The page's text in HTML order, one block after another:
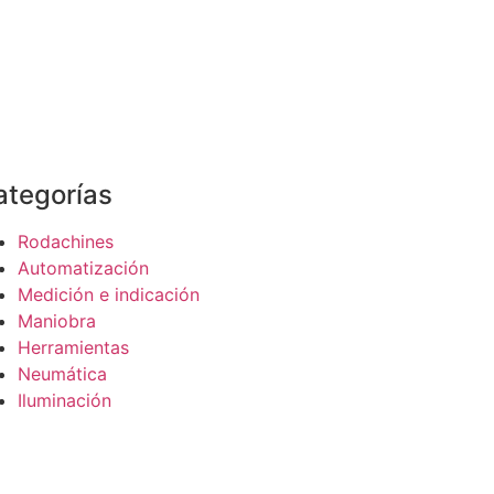
Rodachines
Automatización
Medición e indicación
Maniobra
Herramientas
Neumática
Iluminación